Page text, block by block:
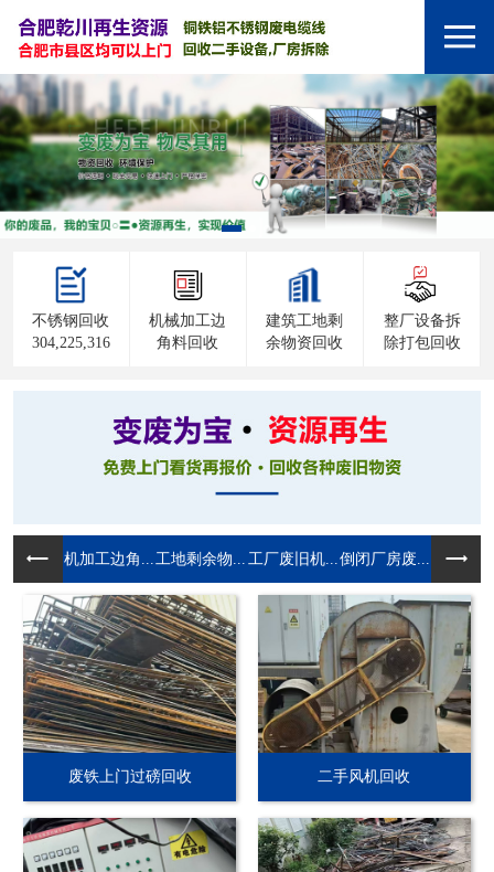
不锈钢回收
304,225,316
机械加工边
角料回收
建筑工地剩
余物资回收
整厂设备拆
除打包回收
机加工边角... 工地剩余物... 工厂废旧机... 倒闭厂房废...
废铁上门过磅回收 二手风机回收